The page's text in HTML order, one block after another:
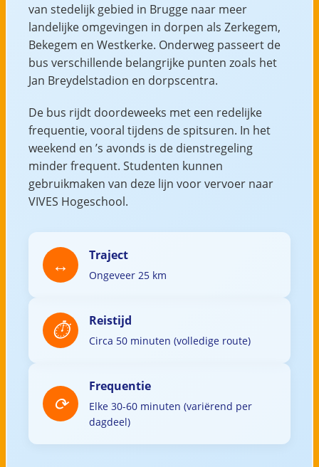
van stedelijk gebied in Brugge naar meer
landelijke omgevingen in dorpen als Zerkegem,
Bekegem en Westkerke. Onderweg passeert de
bus verschillende belangrijke punten zoals het
Jan Breydelstadion en dorpscentra.
De bus rijdt doordeweeks met een redelijke
frequentie, vooral tijdens de spitsuren. In het
weekend en ’s avonds is de dienstregeling
minder frequent. Studenten kunnen
gebruikmaken van deze lijn voor vervoer naar
VIVES Hogeschool.
Traject
Ongeveer 25 km
Reistijd
Circa 50 minuten (volledige route)
Frequentie
Elke 30-60 minuten (variërend per
dagdeel)